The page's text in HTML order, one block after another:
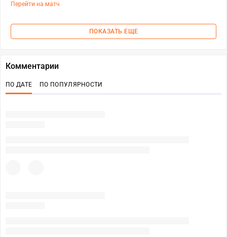
Перейти на матч
ПОКАЗАТЬ ЕЩЕ
Комментарии
ПО ДАТЕ ПО ПОПУЛЯРНОСТИ